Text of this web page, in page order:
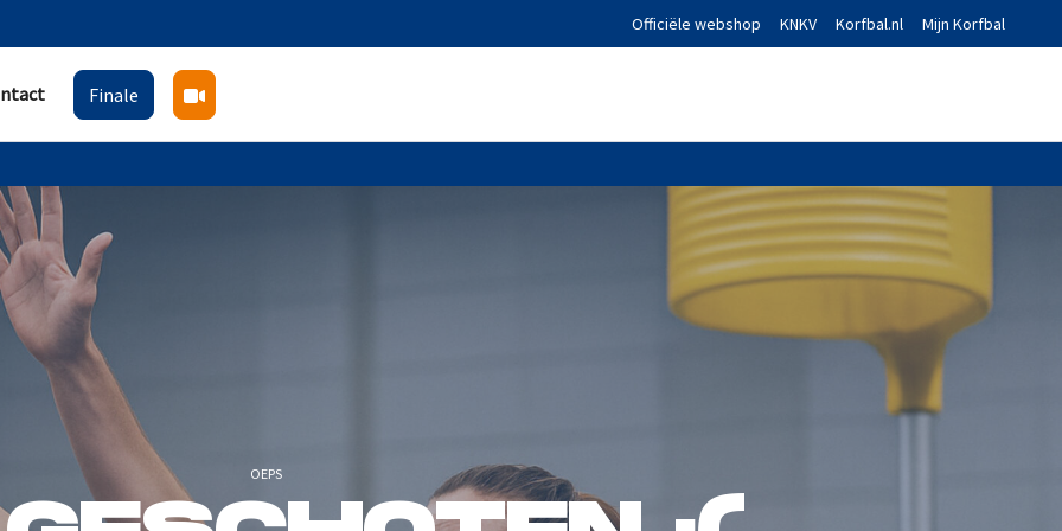
Officiële webshop KNKV Korfbal.nl Mijn Korfbal
Finale
OEPS